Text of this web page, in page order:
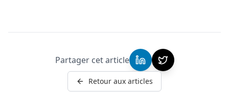
Partager cet article
Retour aux articles